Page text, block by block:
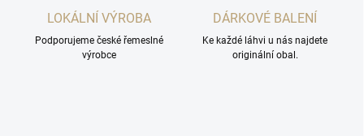
LOKÁLNÍ VÝROBA
Podporujeme české řemeslné
výrobce
DÁRKOVÉ BALENÍ
Ke každé láhvi u nás najdete
originální obal.